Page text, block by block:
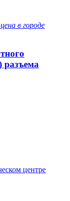
в городе
разъема
центре